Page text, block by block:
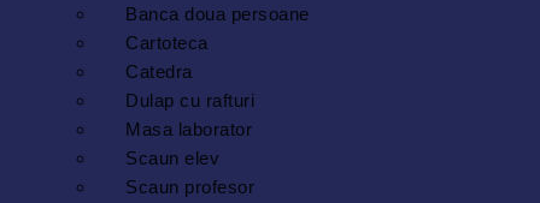
Banca doua persoane
Cartoteca
Catedra
Dulap cu rafturi
Masa laborator
Scaun elev
Scaun profesor